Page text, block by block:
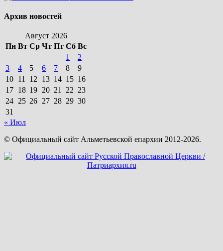
Архив новостей
Август 2026
Пн Вт Ср Чт Пт Сб Вс
1
2
3
4 5 6 7 8
9
10 11 12 13 14 15 16
17 18 19 20 21 22 23
24 25 26 27 28 29 30
31
« Июл
© Официальный сайт Альметьевской епархии 2012-2026.